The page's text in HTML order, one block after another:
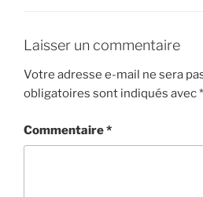
Laisser un commentaire
Votre adresse e-mail ne sera
obligatoires sont indiqués avec*
Commentaire*